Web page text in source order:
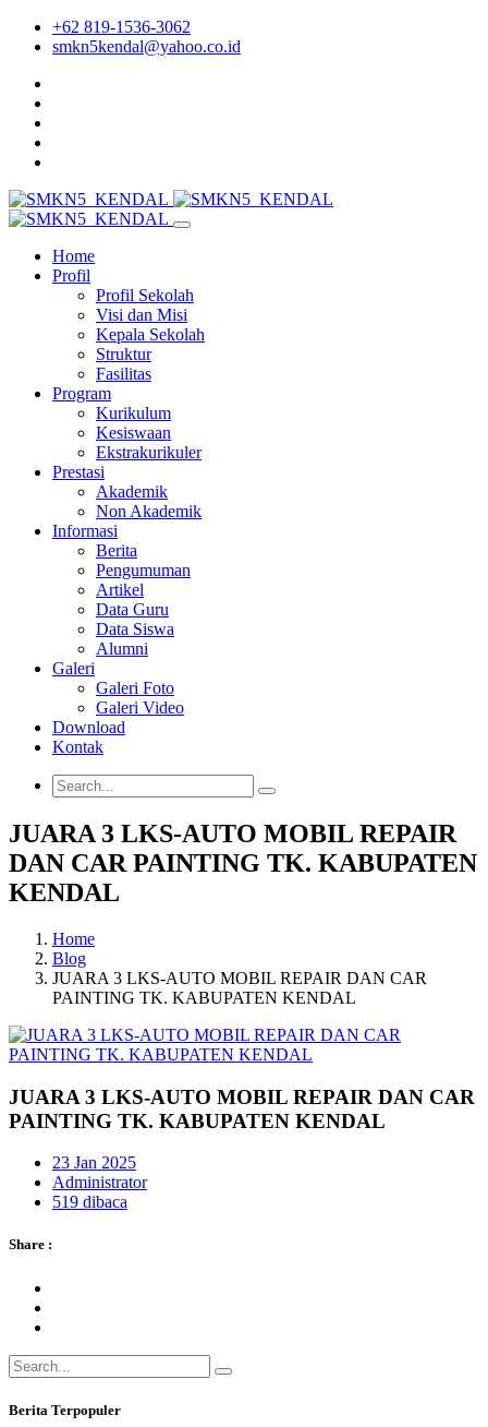
+62 819-1536-3062
smkn5kendal@yahoo.co.id
Home
Profil
Profil Sekolah
Visi dan Misi
Kepala Sekolah
Struktur
Fasilitas
Program
Kurikulum
Kesiswaan
Ekstrakurikuler
Prestasi
Akademik
Non Akademik
Informasi
Berita
Pengumuman
Artikel
Data Guru
Data Siswa
Alumni
Galeri
Galeri Foto
Galeri Video
Download
Kontak
JUARA 3 LKS-AUTO MOBIL REPAIR
DAN CAR PAINTING TK. KABUPATEN
KENDAL
Home
Blog
JUARA 3 LKS-AUTO MOBIL REPAIR DAN CAR
PAINTING TK. KABUPATEN KENDAL
JUARA 3 LKS-AUTO MOBIL REPAIR DAN CAR
PAINTING TK. KABUPATEN KENDAL
23 Jan 2025
Administrator
519 dibaca
Share :
Berita Terpopuler